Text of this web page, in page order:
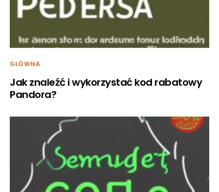
GŁÓWNA
Jak znaleźć i wykorzystać kod rabatowy
Pandora?